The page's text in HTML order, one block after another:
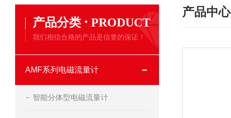
产品分类 · PRODUCT
我们相信合格的产品是信誉的保证！
AMF系列电磁流量计
智能分体型电磁流量计
产品中心